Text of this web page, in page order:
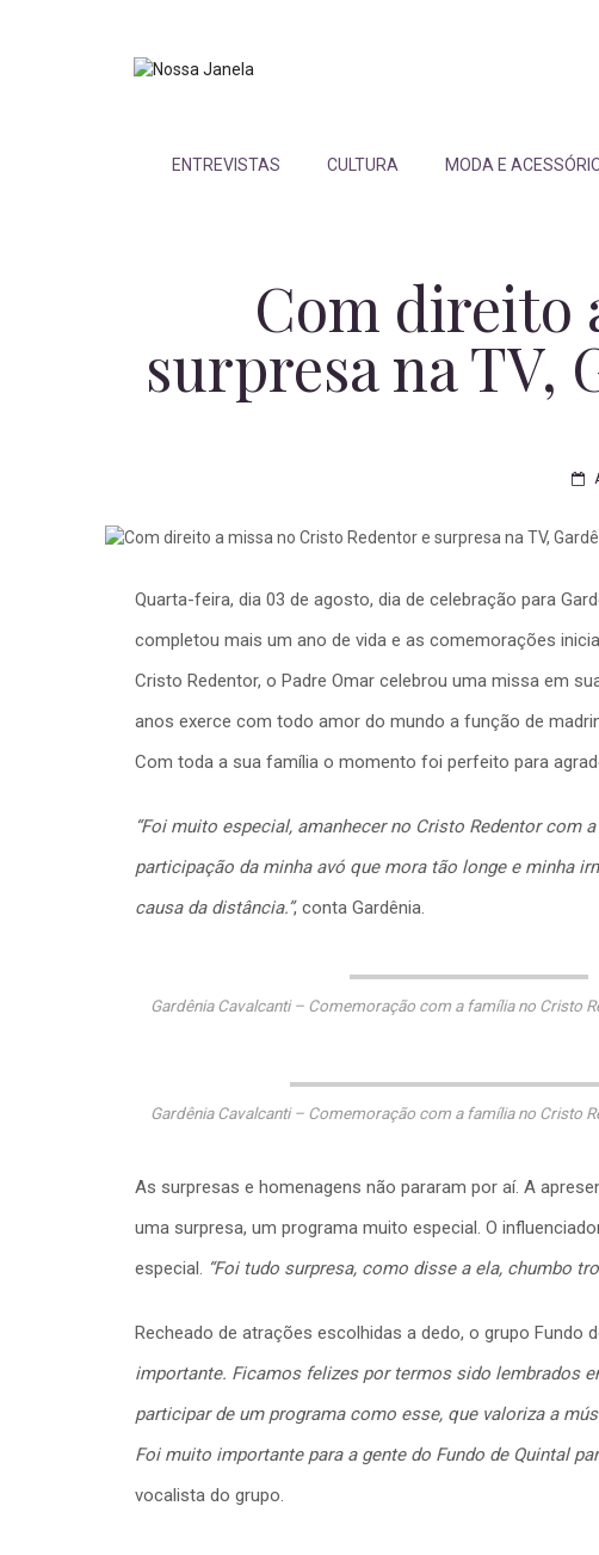
ENTREVISTAS CULTURA MODA E
Com direito
surpresa na TV,
Quarta-feira, dia 03 de agosto, dia de celebração para
completou mais um ano de vida e as comemorações
Cristo Redentor, o Padre Omar celebrou uma missa em
anos exerce com todo amor do mundo a função de
Com toda a sua família o momento foi perfeito para
“Foi muito especial, amanhecer no Cristo Redentor
participação da minha avó que mora tão longe e minha
causa da distância.”, conta Gardênia.
Gardênia Cavalcanti – Comemoração com a família no Cristo
Gardênia Cavalcanti – Comemoração com a família no Cristo
As surpresas e homenagens não pararam por aí. A
uma surpresa, um programa muito especial. O
especial. “Foi tudo surpresa, como disse a ela, chumbo
Recheado de atrações escolhidas a dedo, o grupo Fundo
importante. Ficamos felizes por termos sido lembrados
participar de um programa como esse, que valoriza a
Foi muito importante para a gente do Fundo de Quintal
vocalista do grupo.